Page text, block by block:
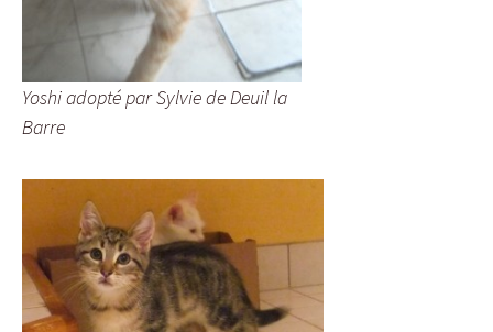
Yoshi adopté par Sylvie de Deuil la
Barre